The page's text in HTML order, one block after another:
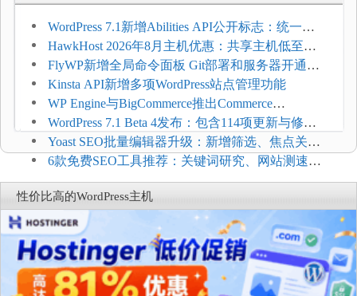
WordPress 7.1新增Abilities API公开标志：统一支
持REST API、MCP与AI代理
HawkHost 2026年8月主机优惠：共享主机低至
$2.61/月，高性能主机同步折扣
FlyWP新增全局命令面板 Git部署和服务器开通更
方便
Kinsta API新增多项WordPress站点管理功能
WP Engine与BigCommerce推出Commerce
Connect：WordPress商店可保留前台体验并扩展电
商能力
WordPress 7.1 Beta 4发布：包含114项更新与修
复，仅建议在测试环境体验
Yoast SEO批量编辑器升级：新增筛选、焦点关键
词与AI元数据草稿
6款免费SEO工具推荐：关键词研究、网站测速与
AI可见度检查
性价比高的WordPress主机